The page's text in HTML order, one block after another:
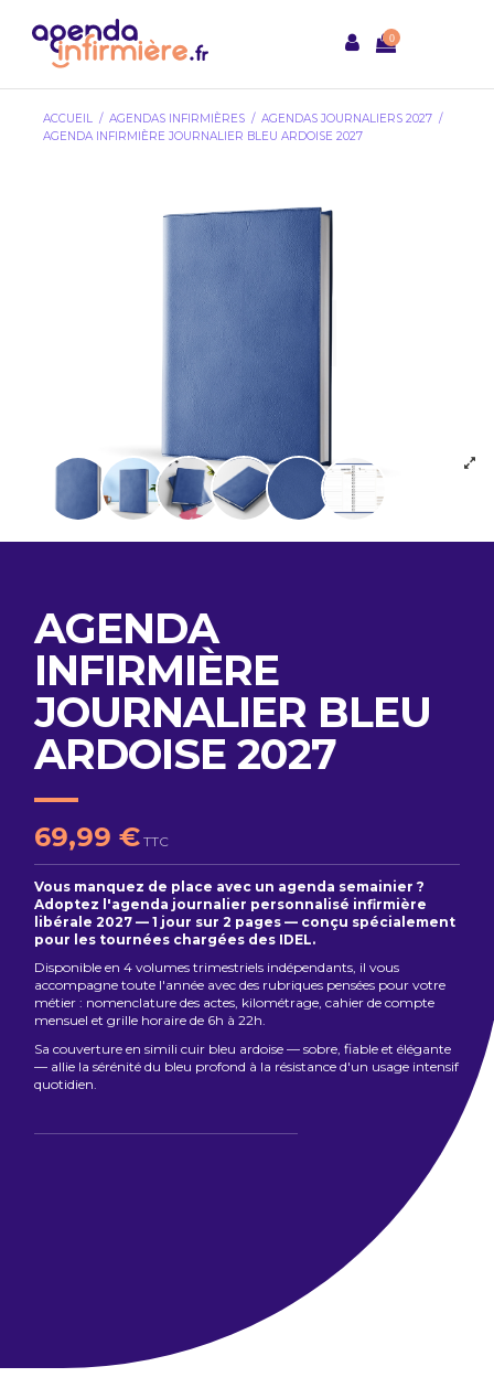
0
ACCUEIL AGENDAS INFIRMIÈRES
AGENDAS JOURNALIERS 2027
AGENDA INFIRMIÈRE JOURNALIER BLEU ARDOISE 2027
AGENDA
INFIRMIÈRE
JOURNALIER BLEU
ARDOISE 2027
69,99 € TTC
Vous manquez de place avec un agenda semainier ?
Adoptez l'agenda journalier personnalisé infirmière
libérale 2027 — 1 jour sur 2 pages — conçu spécialement
pour les tournées chargées des IDEL.
Disponible en 4 volumes trimestriels indépendants, il vous
accompagne toute l'année avec des rubriques pensées pour votre
métier : nomenclature des actes, kilométrage, cahier de compte
mensuel et grille horaire de 6h à 22h.
Sa couverture en simili cuir bleu ardoise — sobre, fiable et élégante
— allie la sérénité du bleu profond à la résistance d'un usage intensif
quotidien.